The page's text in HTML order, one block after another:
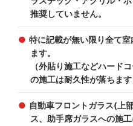
推奨していません。
特に記載が無い限り全て
ます。
（外貼り施工などハード
の施工は耐久性が落ちます
自動車フロントガラス(上
ス、助手席ガラスへの施